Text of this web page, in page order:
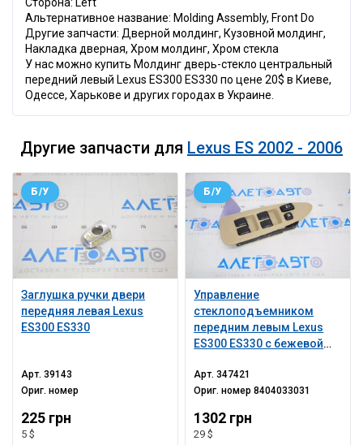
Сторона: Left
Альтернативное название: Molding Assembly, Front Do
Другие запчасти: Дверной молдинг, Кузовной молдинг,
Накладка дверная, Хром молдинг, Хром стекла
У нас можно купить Молдинг дверь-стекло центральный
передний левый Lexus ES300 ES330 по цене 20$ в Киеве,
Одессе, Харькове и других городах в Украине.
Другие запчасти для Lexus ES 2002 - 2006
Заглушка ручки двери
передняя левая Lexus
ES300 ES330
Б/У
Арт.39143
Ориг. номер
225 грн
5 $
Управление
стеклоподъемником
передним левым Lexus
ES300 ES330 с бежевой
Б/У
Арт.347421
Ориг. номер8404033031
1302 грн
29 $